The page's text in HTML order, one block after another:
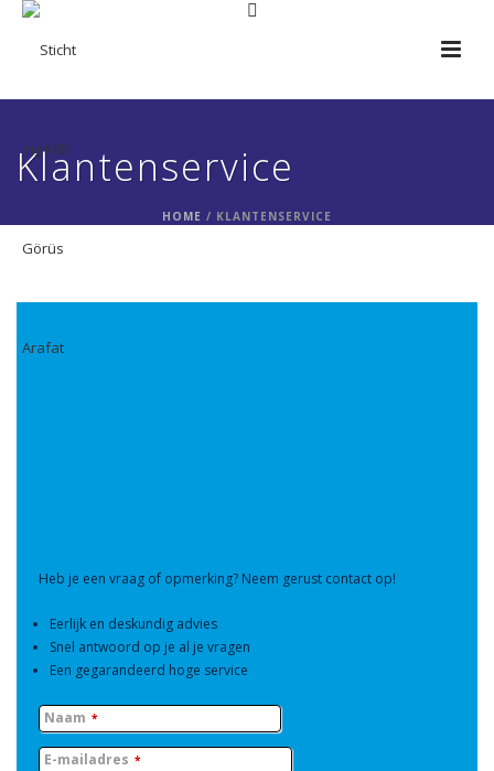
Klantenservice
HOME / KLANTENSERVICE
Heb je een vraag of opmerking? Neem gerust contact op!
Eerlijk en deskundig advies
Snel antwoord op je al je vragen
Een gegarandeerd hoge service
Naam *
E-mailadres *